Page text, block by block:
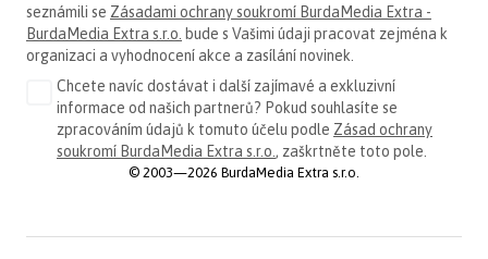
seznámili se Zásadami ochrany soukromí BurdaMedia Extra -
BurdaMedia Extra s.r.o. bude s Vašimi údaji pracovat zejména k
organizaci a vyhodnocení akce a zasílání novinek.
Chcete navíc dostávat i další zajímavé a exkluzivní
informace od našich partnerů? Pokud souhlasíte se
zpracováním údajů k tomuto účelu podle Zásad ochrany
soukromí BurdaMedia Extra s.r.o. , zaškrtněte toto pole.
© 2003—2026 BurdaMedia Extra s.r.o.